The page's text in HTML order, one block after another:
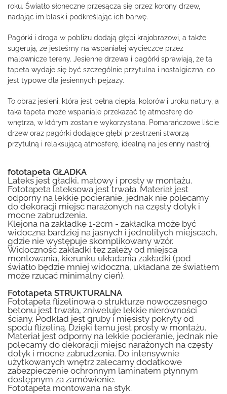
roku. Światło słoneczne przesącza się przez korony drzew,
nadając im blask i podkreślając ich barwę.
Pagórki i droga w pobliżu dodają głębi krajobrazowi, a także
sugerują, że jesteśmy na wspaniałej wycieczce przez
malownicze tereny. Jesienne drzewa i pagórki sprawiają, że ta
tapeta wydaje się być szczególnie przytulna i nostalgiczna, co
jest typowe dla jesiennych pejzaży.
To obraz jesieni, która jest pełna ciepła, kolorów i uroku natury, a
taka tapeta może wspaniale przekazać tę atmosferę do
wnętrza, w którym zostanie wykorzystana. Pomarańczowe liście
drzew oraz pagórki dodające głębi przestrzeni stworzą
przytulną i relaksującą atmosferę, idealną na jesienny nastrój.
fototapeta GŁADKA
Lateks jest gładki, matowy i prosty w montażu.
Fototapeta lateksowa jest trwała. Materiał jest
odporny na lekkie pocieranie, jednak nie polecamy
do dekoracji miejsc narażonych na częsty dotyk i
mocne zabrudzenia.
Klejona na zakładkę 1-2cm - zakładka może być
widoczna bardziej na jasnych i jednolitych miejscach,
gdzie nie występuje skomplikowany wzór.
Widoczność zakładki tez zależy od miejsca
montowania, kierunku układania zakładki (pod
światło będzie mniej widoczna, układana ze światłem
może rzucać minimalny cień).
Fototapeta STRUKTURALNA
Fototapeta flizelinowa o strukturze nowoczesnego
betonu jest trwała, zniweluje lekkie nierówności
ściany. Podkład jest gruby i mięsisty pokryty od
spodu flizeliną. Dzięki temu jest prosty w montażu.
Materiał jest odporny na lekkie pocieranie, jednak nie
polecamy do dekoracji miejsc narażonych na częsty
dotyk i mocne zabrudzenia. Do intensywnie
użytkowanych wnętrz zalecamy dodatkowe
zabezpieczenie ochronnym laminatem płynnym
dostępnym za zamówienie.
Fototapeta montowana na styk.